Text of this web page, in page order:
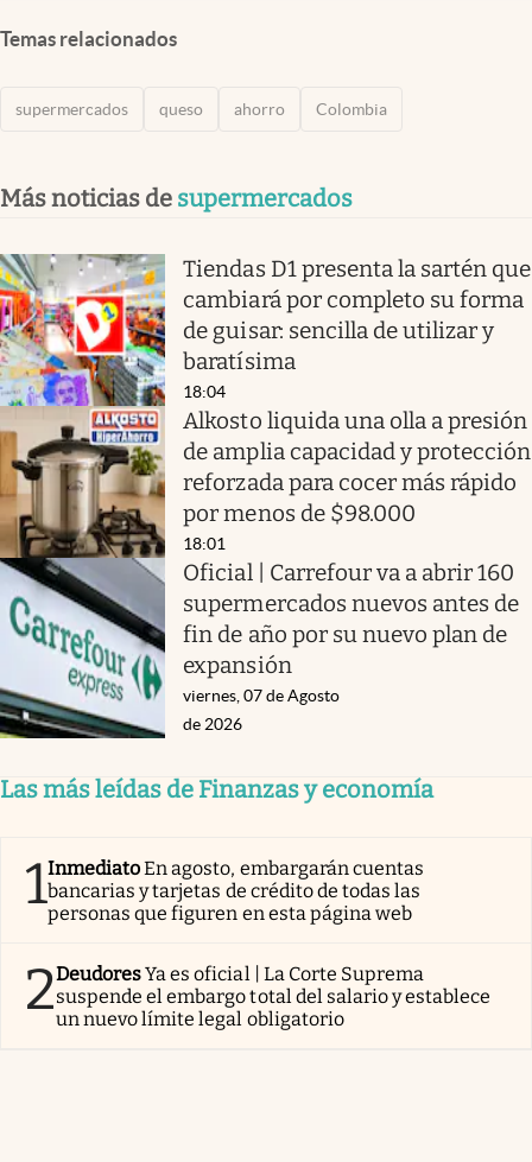
Temas relacionados
supermercados queso ahorro Colombia
Más noticias de supermercados
Tiendas D1 presenta la sartén que
cambiará por completo su forma
de guisar: sencilla de utilizar y
baratísima
18:04
Alkosto liquida una olla a presión
de amplia capacidad y protección
reforzada para cocer más rápido
por menos de $98.000
18:01
Oficial | Carrefour va a abrir 160
supermercados nuevos antes de
fin de año por su nuevo plan de
expansión
viernes, 07 de Agosto
de 2026
Las más leídas de Finanzas y economía
1InmediatoEn agosto, embargarán cuentas
bancarias y tarjetas de crédito de todas las
personas que figuren en esta página web
2DeudoresYa es oficial | La Corte Suprema
suspende el embargo total del salario y establece
un nuevo límite legal obligatorio